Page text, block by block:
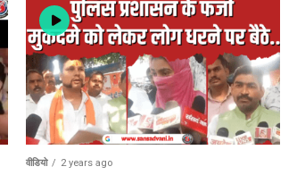
वीडियो 2 years ago